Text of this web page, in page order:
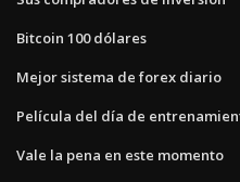
Bitcoin 100 dólares
Mejor sistema de forex diario
Película del día de
Vale la pena en este momento